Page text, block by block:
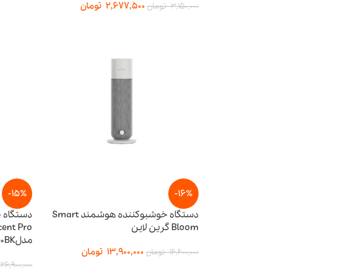
3,150,000 تومان 2,677,500 تومان
-16%
دستگاه خوشبوکننده هوشمند Smart
Bloom گرین لاین
16,600,000 تومان 13,900,000 تومان
-15%
مدلGNSMTFR150BK
26,900,000